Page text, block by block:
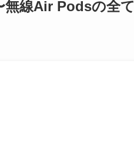
線Air Podsの全て